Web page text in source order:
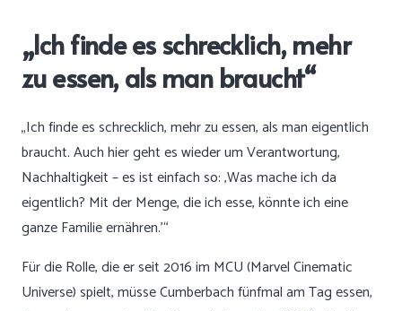
„Ich finde es schrecklich, mehr
zu essen, als man braucht“
„Ich finde es schrecklich, mehr zu essen, als man eigentlich
braucht. Auch hier geht es wieder um Verantwortung,
Nachhaltigkeit – es ist einfach so: ‚Was mache ich da
eigentlich? Mit der Menge, die ich esse, könnte ich eine
ganze Familie ernähren.'“
Für die Rolle, die er seit 2016 im MCU (Marvel Cinematic
Universe) spielt, müsse Cumberbach fünfmal am Tag essen,